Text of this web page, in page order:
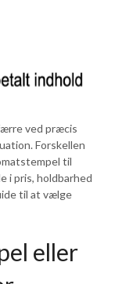
ved præcis
Forskellen
til
i pris, holdbarhed
til at vælge
eller